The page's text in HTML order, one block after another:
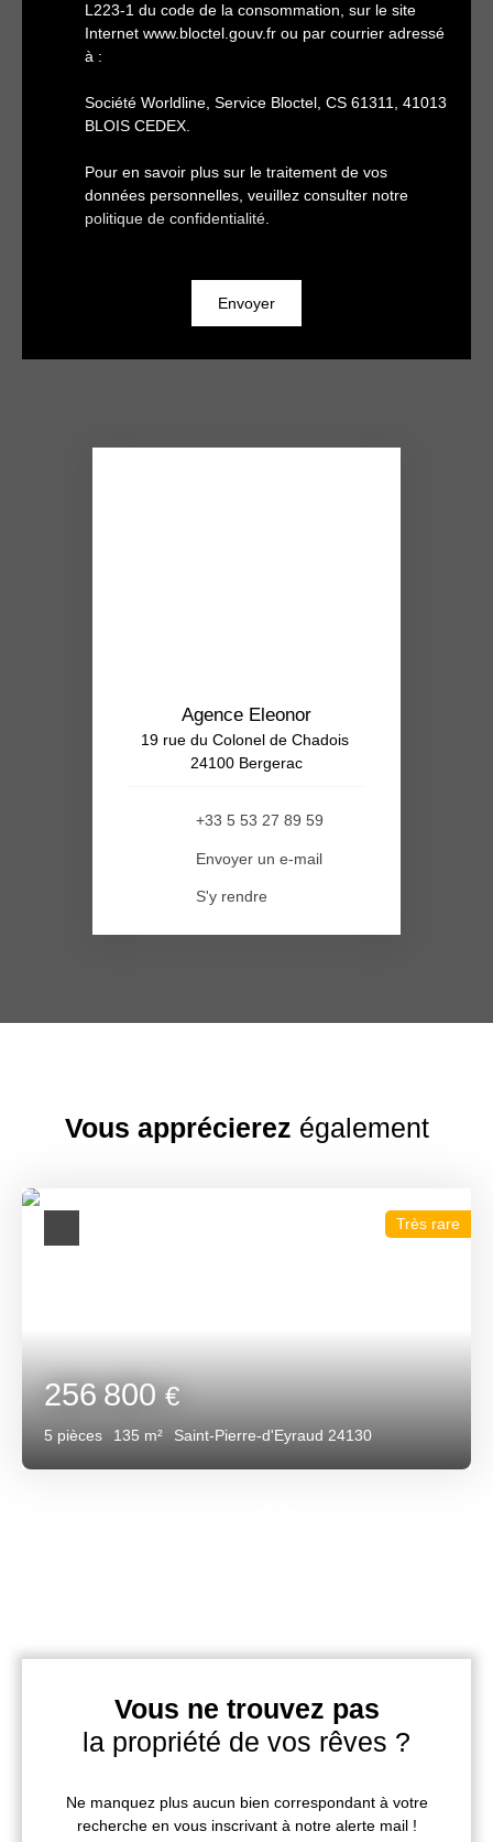
L223-1 du code de la consommation, sur le site
Internet www.bloctel.gouv.fr ou par courrier adressé
à :
Société Worldline, Service Bloctel, CS 61311, 41013
BLOIS CEDEX.
Pour en savoir plus sur le traitement de vos
données personnelles, veuillez consulter notre
politique de confidentialité.
Envoyer
Agence Eleonor
19 rue du Colonel de Chadois
24100 Bergerac
+33 5 53 27 89 59
Envoyer un e-mail
S'y rendre
Vous apprécierez également
256 800€
5 pièces 135 m² Saint-Pierre-d'Eyraud 24130
Très rare
Vous ne trouvez pas
la propriété de vos rêves ?
Ne manquez plus aucun bien correspondant à votre
recherche en vous inscrivant à notre alerte mail !